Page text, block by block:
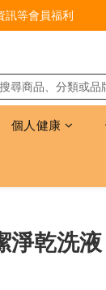
等會員福利
個人健康
淨乾洗